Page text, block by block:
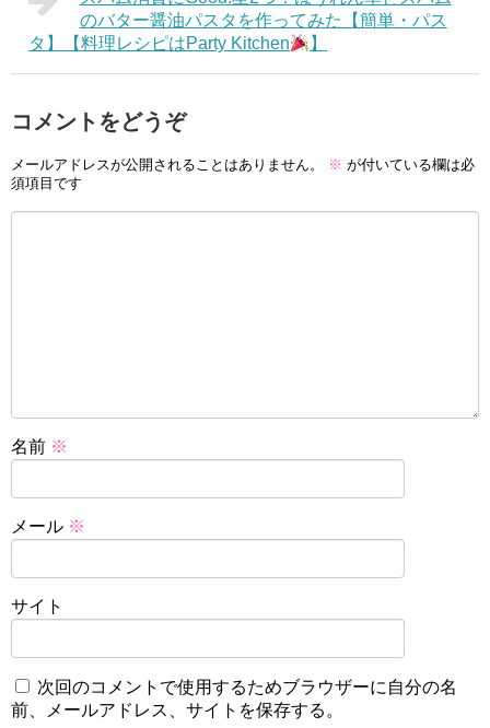
のバター醤油パスタを作ってみた【簡単・パス
タ】【料理レシピはParty Kitchen
】
コメントをどうぞ
メールアドレスが公開されることはありません。 ※ が付いている欄は必
須項目です
名前 ※
メール ※
サイト
次回のコメントで使用するためブラウザーに自分の名
前、メールアドレス、サイトを保存する。